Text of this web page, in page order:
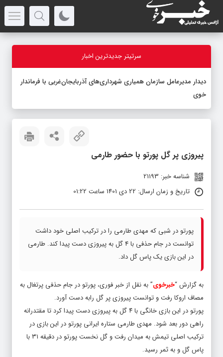
سرتیتر جدیدترین اخبار
دیدار مدیرعامل سازمان همیاری شهرداری‌های آذربایجان‌غربی با فرماندار
خوی
پیروزی پر گل پورتو با حضور طارمی
شناسه خبر: 21193
تاریخ و زمان ارسال: 22 دی 1401 ساعت 01:22
پورتو در شبی که مهدی طارمی را در ترکیب اصلی خود داشت
توانست در جام حذفی با 4 گل به پیروزی دست پیدا کند. طارمی
در این بازی یک پاس گل داد.
به گزارش “خبرخوی” به نقل از خبر فوری، پورتو در جام حذفی پرتغال به
مصاف اروکا رفت و توانست پیروزی پر گل رابه دست آورد.
پورتو در این بازی خانگی با ۴ گل به پیروزی دست پیدا کرد تا مقتدرانه
راهی دور بعد شود. مهدی طارمی ستاره ایرانی پورتو در این بازی در
ترکیب اصلی تیمش به میدان رفت و گل نخست پورتو در دقیقه ۳۱ با
پاس گل و به ثمر رسید.